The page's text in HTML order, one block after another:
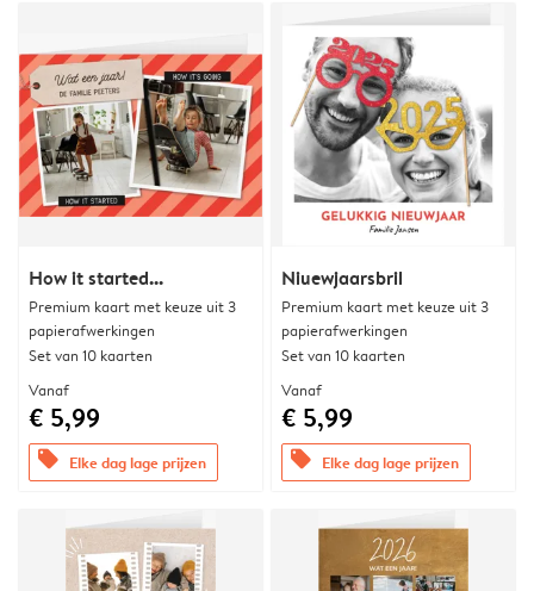
How it started...
Premium kaart met keuze uit 3
papierafwerkingen
Set van 10 kaarten
Vanaf
€ 5,99
offers Elke dag lage prijzen
Niuewjaarsbril
Premium kaart met keuze uit 3
papierafwerkingen
Set van 10 kaarten
Vanaf
€ 5,99
offers Elke dag lage prijzen